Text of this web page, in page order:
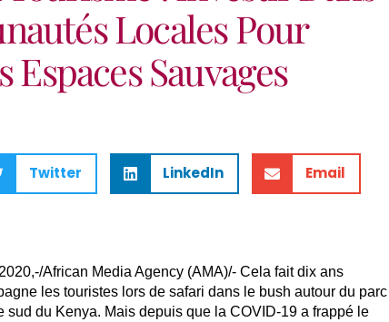
Locales Pour
Espaces Sauvages
Twitter LinkedIn Email
African Media Agency (AMA)/- Cela fait dix ans
les touristes lors de safari dans le bush autour du parc
sud du Kenya. Mais depuis que la COVID-19 a frappé le